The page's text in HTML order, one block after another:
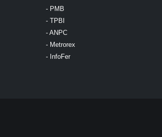
- PMB
- TPBI
- ANPC
- Metrorex
- InfoFer